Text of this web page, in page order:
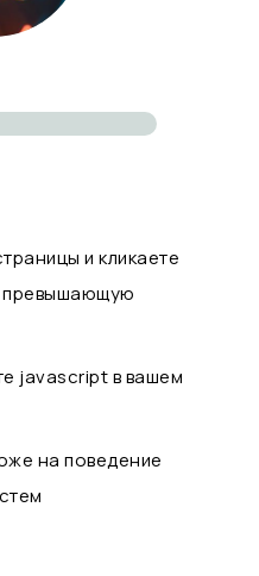
и кликаете
превышающую
javascript в вашем
на поведение